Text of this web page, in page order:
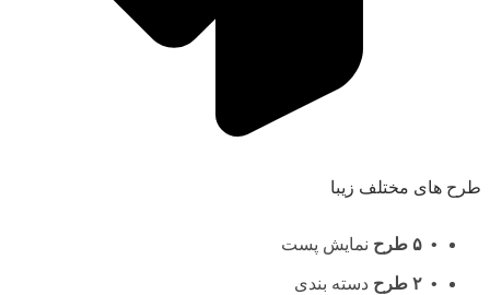
طرح های مختلف زیبا
• ۵ طرح نمایش پست
• ۲ طرح دسته بندی